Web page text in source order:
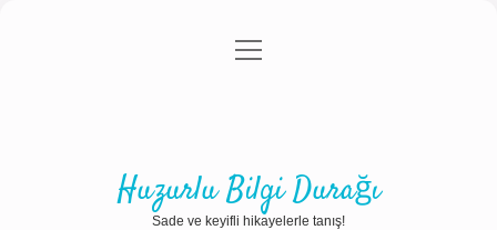
Gizlilik Politikası
menüyü
Huzurlu Bilgi Durağı
Sade ve keyifli hikayelerle tanış!